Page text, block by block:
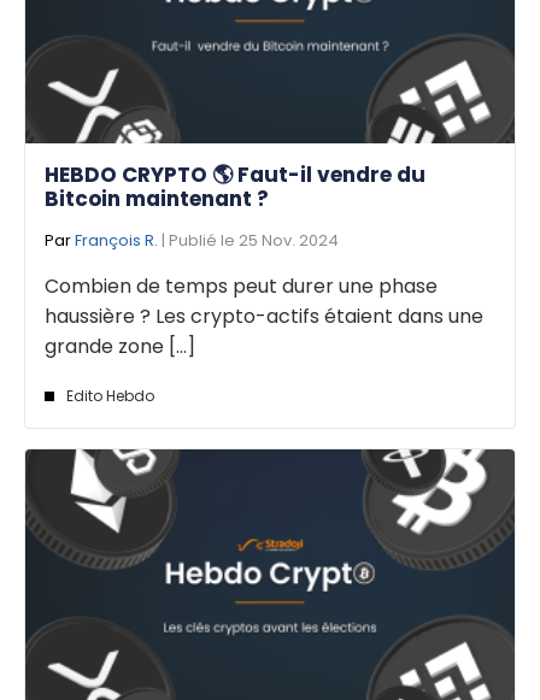
HEBDO CRYPTO 🌎 Faut-il vendre du
Bitcoin maintenant ?
ParFrançois R. | Publié le 25 Nov. 2024
Combien de temps peut durer une phase
haussière ? Les crypto-actifs étaient dans une
grande zone [...]
Edito Hebdo